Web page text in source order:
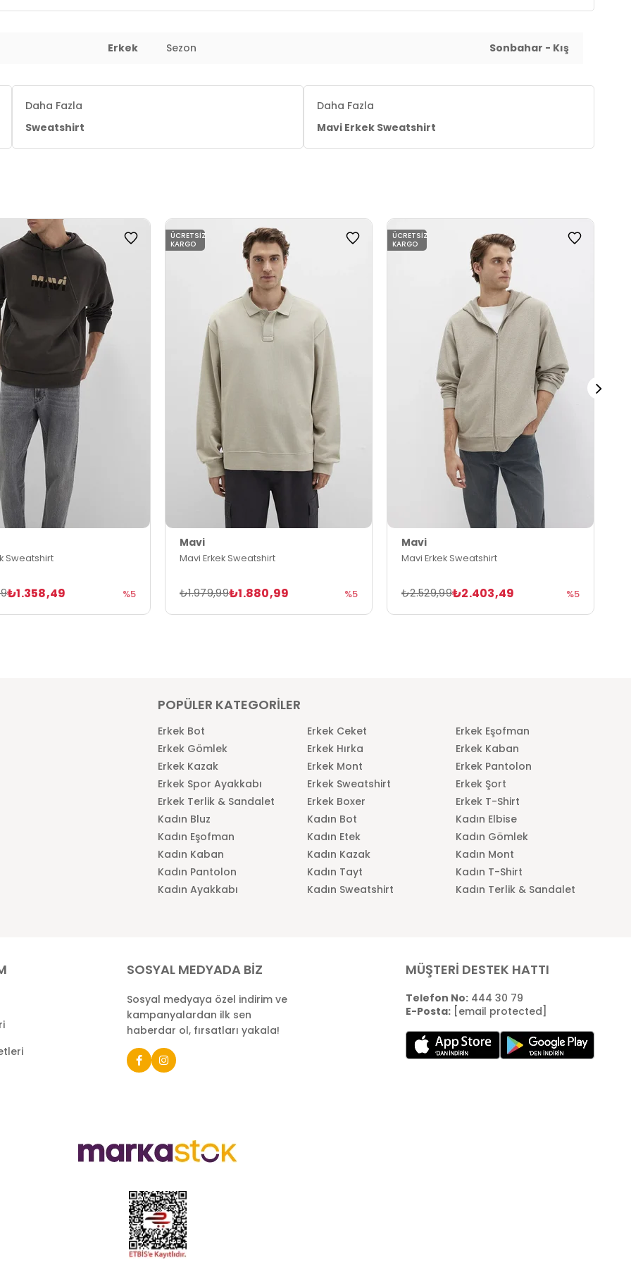
Erkek
Sezon Sonbahar - Kış
Daha Fazla
Sweatshirt
Daha Fazla
Mavi Erkek Sweatshirt
Sweatshirt
₺1.358,49 %5
Mavi
Mavi Erkek Sweatshirt
₺1.880,99
₺1.979,99 %5
ÜCRETSIZ
KARGO
Mavi
Mavi Erkek Sweatshirt
₺2.403,49
₺2.529,99 %5
ÜCRETSIZ
KARGO
POPÜLER KATEGORİLER
Erkek Bot Erkek Ceket
Erkek Eşofman
Erkek Gömlek
Erkek Hırka
Erkek Kaban
Erkek Kazak
Erkek Mont
Erkek Pantolon
Erkek Spor Ayakkabı
Erkek Sweatshirt
Erkek Şort
Erkek Terlik & Sandalet
Erkek Boxer
Erkek T-Shirt
Kadın Bluz
Kadın Bot
Kadın Elbise
Kadın Eşofman
Kadın Etek
Kadın Gömlek
Kadın Kaban
Kadın Kazak
Kadın Mont
Kadın Pantolon
Kadın Tayt
Kadın T-Shirt
Kadın Ayakkabı
Kadın Sweatshirt Kadın Terlik & Sandalet
SOSYAL MEDYADA BİZ
Sosyal medyaya özel indirim ve
kampanyalardan ilk sen
haberdar ol, fırsatları yakala!
MÜŞTERİ DESTEK HATTI
Telefon No:444 30 79
E-Posta: [email protected]